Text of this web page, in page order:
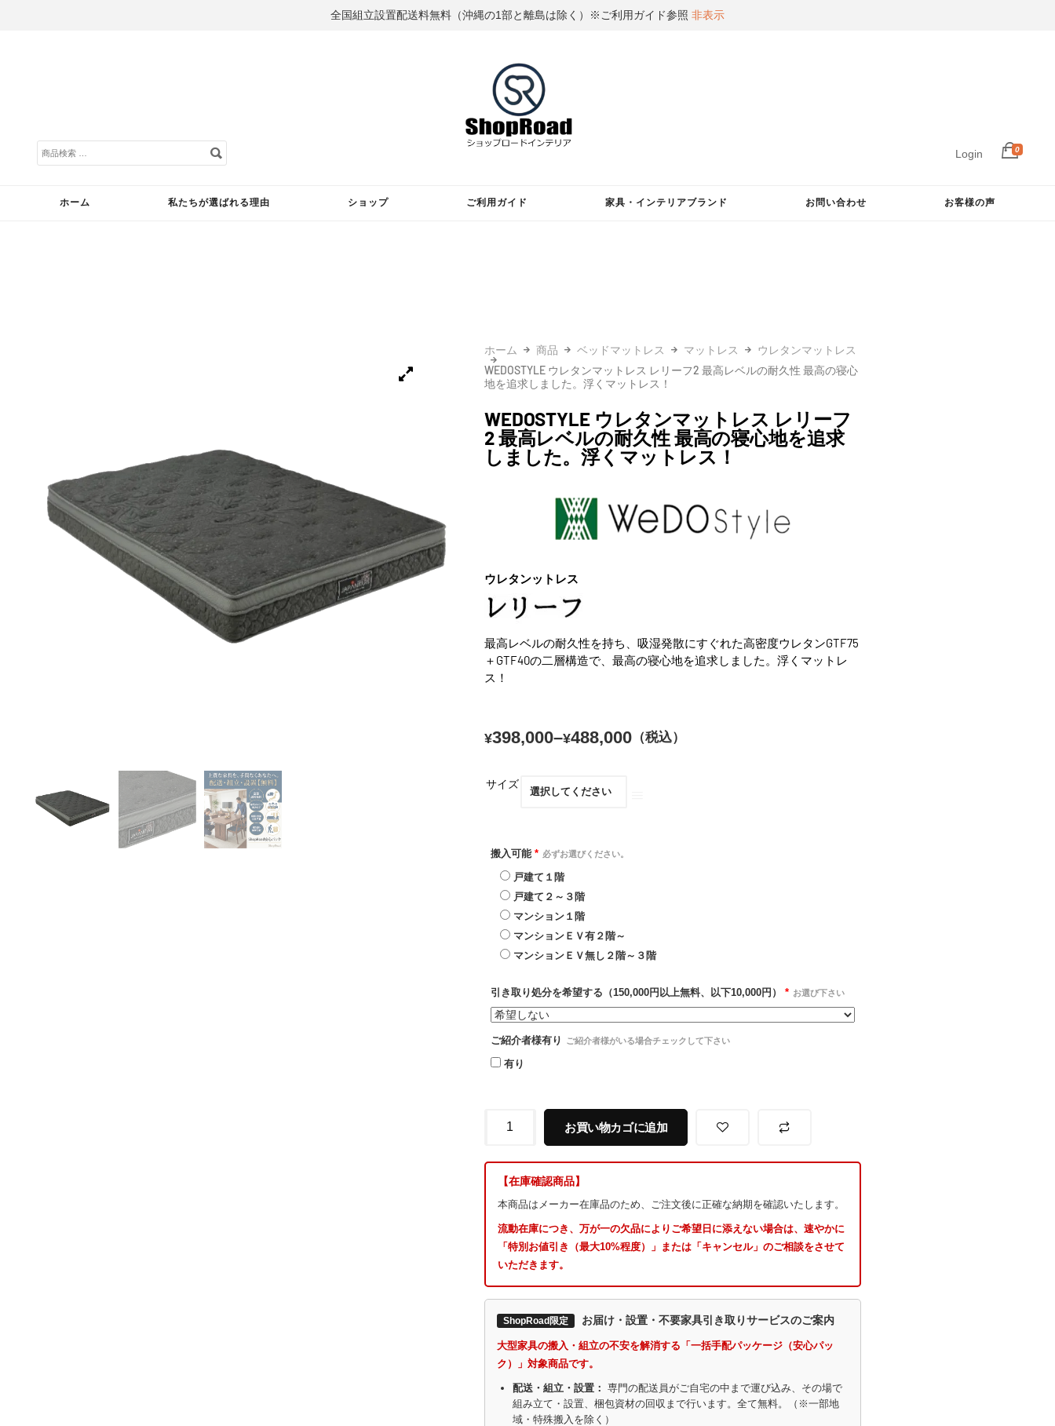
Login 0
ホーム 私たちが選ばれる理由 ショップ ご利用ガイド 家具・インテリアブランド お問い合わせ お客様の声
ホーム 商品 ベッドマットレス マットレス
ウレタンマットレス
WEDOSTYLE ウレタンマットレス レリーフ2 最高レベルの耐久性 最高の寝心
地を追求しました。浮くマットレス！
WEDOSTYLE ウレタンマットレス レリーフ
2 最高レベルの耐久性 最高の寝心地を追求
しました。浮くマットレス！
ウレタンットレス
最高レベルの耐久性を持ち、吸湿発散にすぐれた高密度ウレタンGTF75
＋GTF40の二層構造で、最高の寝心地を追求しました。浮くマットレ
ス！
¥398,000–¥488,000（税込）
サイズ
搬入可能* 必ずお選びください。
戸建て１階
戸建て２～３階
マンション１階
マンションＥＶ有２階～
マンションＥＶ無し２階～３階
引き取り処分を希望する（150,000円以上無料、以下10,000円） * お選び下さい
ご紹介者様有り ご紹介者様がいる場合チェックして下さい
有り
お買い物カゴに追加
【在庫確認商品】
本商品はメーカー在庫品のため、ご注文後に正確な納期を確認いたします。
流動在庫につき、万が一の欠品によりご希望日に添えない場合は、速やかに
「特別お値引き（最大10%程度）」または「キャンセル」のご相談をさせて
いただきます。
ShopRoad限定 お届け・設置・不要家具引き取りサービスのご案内
大型家具の搬入・組立の不安を解消する「一括手配パッケージ（安心パッ
ク）」対象商品です。
配送・組立・設置： 専門の配送員がご自宅の中まで運び込み、その場で
組み立て・設置、梱包資材の回収まで行います。全て無料。（※一部地
域・特殊搬入を除く）
全国組立設置配送料無料（沖縄の1部と離島は除く）※ご利用ガイド参照 非表示